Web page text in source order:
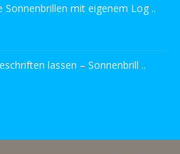
Sonnenbrillen mit eigenem Log ..
lassen – Sonnenbrill ..